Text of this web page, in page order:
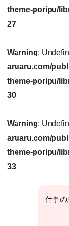
theme-poripu/
27
Warning:
aruaru.com/
theme-poripu/
30
Warning:
aruaru.com/
theme-poripu/
33
仕事の